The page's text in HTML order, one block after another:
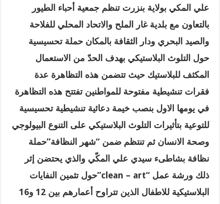
علي المكي بولاية بنزرت تنظم جمعية أحباء الطيور
بالتعاون مع بلدية غار الملح والاتحاد المحلي للفلاحة
والصيد البحري ودار الثقافة بالمكان حملة تحسيسية
حول التلوث البلاستيكي بهدف الحدّ من الاستعمال
المكثف للبلاستيك حيث تتضمن هذه التظاهرة عدة
فقرات تنشيطية مفتوحة للمواطنين تفتتح هذه التظاهرة
في يومها الاول بنصب خيمة دعائية تنشيطية تحسيسية
للتوعية بتأثيرات التلوث البلاستيكي على التنوع البيولوجي
وصحة الانسان ثم تنتظم ضمن “شهر النظافة”حملة
نظافة بشاطىء سيدي علي المكّي والذي يحتضن إثر
ذلك ورشة عمل “clean – art”
حول تثمين النفايات
البلاستيكية للاطفال الذين تتراوح أعمارهم بين 12 و16